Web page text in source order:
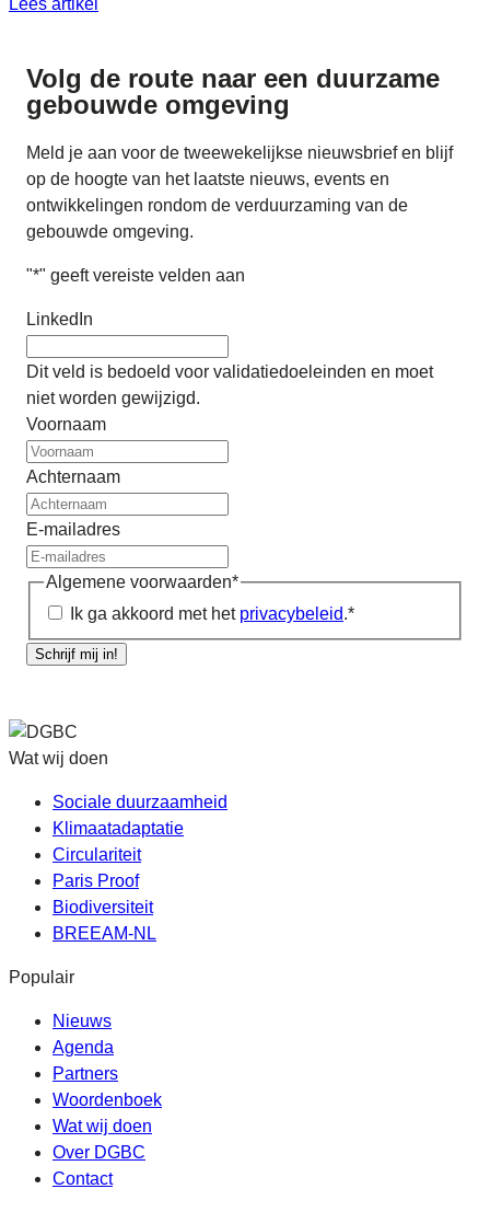
Lees artikel
Volg de route naar een duurzame
gebouwde omgeving
Meld je aan voor de tweewekelijkse nieuwsbrief en blijf
op de hoogte van het laatste nieuws, events en
ontwikkelingen rondom de verduurzaming van de
gebouwde omgeving.
"*" geeft vereiste velden aan
LinkedIn
Dit veld is bedoeld voor validatiedoeleinden en moet
niet worden gewijzigd.
Voornaam
Achternaam
E-mailadres
Algemene voorwaarden*
Ik ga akkoord met het privacybeleid.*
Schrijf mij in!
Wat wij doen
Sociale duurzaamheid
Klimaatadaptatie
Circulariteit
Paris Proof
Biodiversiteit
BREEAM-NL
Populair
Nieuws
Agenda
Partners
Woordenboek
Wat wij doen
Over DGBC
Contact